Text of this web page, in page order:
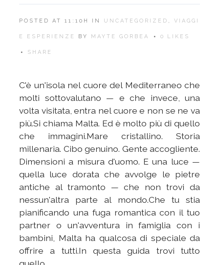
POSTED AT 11:10H IN UNCATEGORIZED , VIAGGI
E ESPERIENZE BY MAYTE GORBEA 0 LIKES
SHARE
C'è un'isola nel cuore del Mediterraneo che
molti sottovalutano — e che invece, una
volta visitata, entra nel cuore e non se ne va
più.Si chiama Malta. Ed è molto più di quello
che immagini.Mare cristallino. Storia
millenaria. Cibo genuino. Gente accogliente.
Dimensioni a misura d'uomo. E una luce —
quella luce dorata che avvolge le pietre
antiche al tramonto — che non trovi da
nessun'altra parte al mondo.Che tu stia
pianificando una fuga romantica con il tuo
partner o un'avventura in famiglia con i
bambini, Malta ha qualcosa di speciale da
offrire a tutti.In questa guida trovi tutto